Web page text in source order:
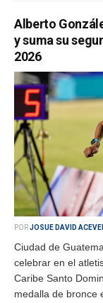
Alberto
y suma su
2026
PORJOSUE DAVID
Ciudad de
celebrar en el
Caribe Santo
medalla de bronce